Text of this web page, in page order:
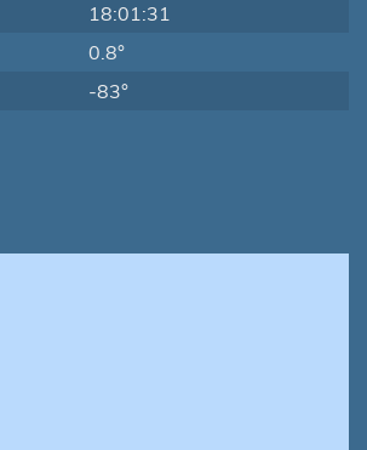
18:01:31
0.8°
-83°